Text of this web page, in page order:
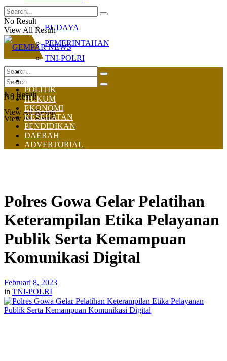
BUDAYA
PEMERINTAHAN
TNI-POLRI
No Result
View All Result
No Result
View All Result
No Result
View All Result
HOME
NASIONAL
POLITIK
HUKUM
EKONOMI
KESEHATAN
PENDIDIKAN
DAERAH
ADVERTORIAL
Polres Gowa Gelar Pelatihan
Keterampilan Etika Pelayanan
Publik Serta Kemampuan
Komunikasi Digital
Februari 8, 2023
in TNI-POLRI